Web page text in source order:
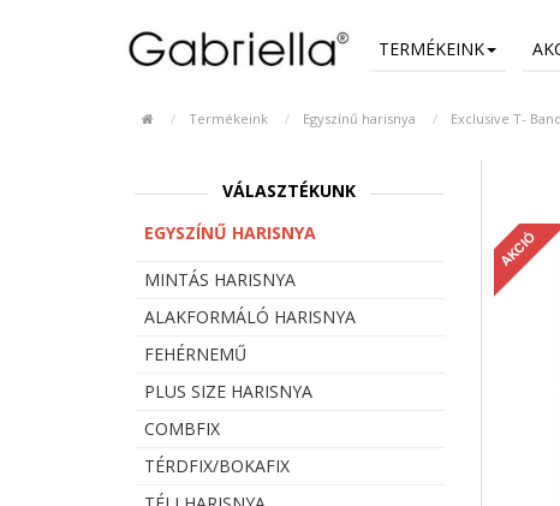
TERMÉKEINK
Termékeink Egyszínű harisnya Exclusive T-
VÁLASZTÉKUNK
EGYSZÍNŰ HARISNYA
MINTÁS HARISNYA
ALAKFORMÁLÓ HARISNYA
FEHÉRNEMŰ
PLUS SIZE HARISNYA
COMBFIX
TÉRDFIX/BOKAFIX
AKCIÓ